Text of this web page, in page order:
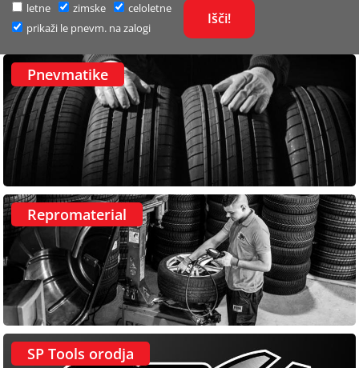
letne zimske
celoletne
prikaži le pnevm. na zalogi
Pnevmatike
Repromaterial
SP Tools orodja